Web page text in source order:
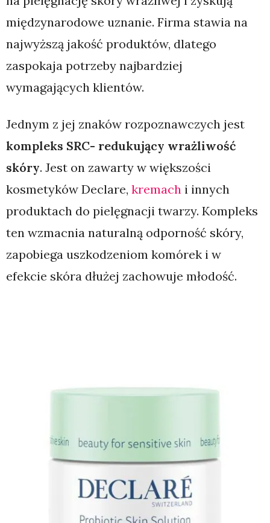
międzynarodowe uznanie. Firma stawia na
najwyższą jakość produktów, dlatego
zaspokaja potrzeby najbardziej
wymagających klientów.
Jednym z jej znaków rozpoznawczych jest
kompleks SRC- redukujący wrażliwość
skóry. Jest on zawarty w większości
kosmetyków Declare, kremach i innych
produktach do pielęgnacji twarzy. Kompleks
ten wzmacnia naturalną odporność skóry,
zapobiega uszkodzeniom komórek i w
efekcie skóra dłużej zachowuje młodość.